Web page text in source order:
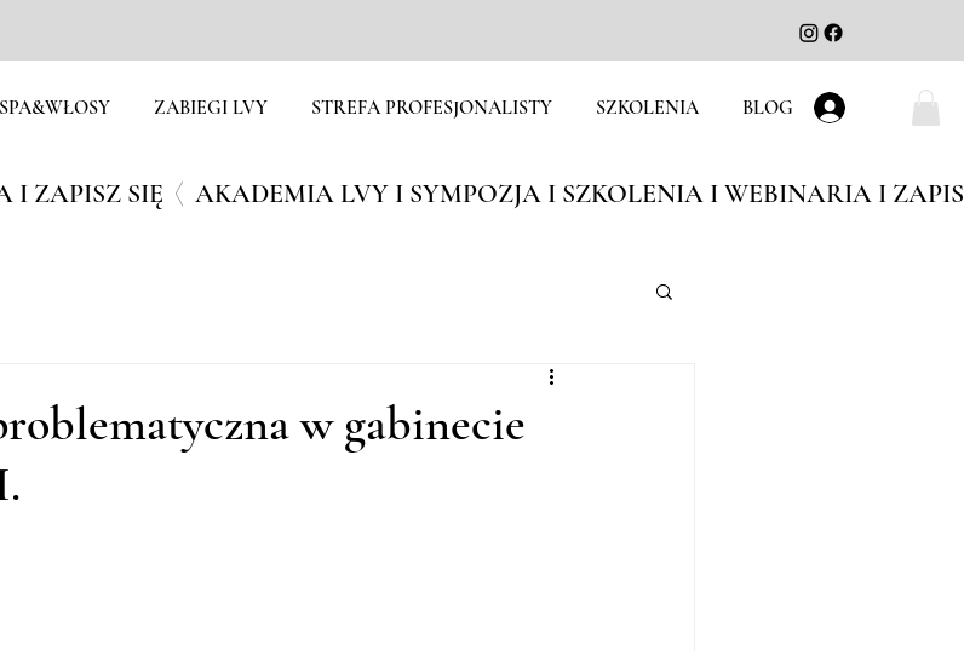
SPA&WŁOSY ZABIEGI LVY STREFA PROFESJONALISTY SZKOLENIA BLOG Zaloguj się
I ZAPISZ SIĘ
w gabinecie